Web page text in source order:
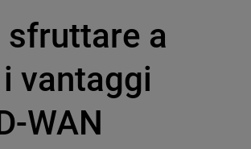
sfruttare a
vantaggi
WAN